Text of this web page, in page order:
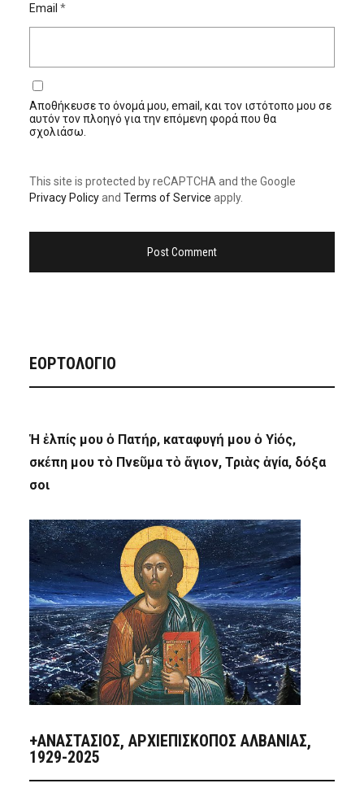
Email *
Αποθήκευσε το όνομά μου, email, και τον ιστότοπο μου σε
αυτόν τον πλοηγό για την επόμενη φορά που θα
σχολιάσω.
This site is protected by reCAPTCHA and the Google
Privacy Policyand Terms of Service apply.
ΕΟΡΤΟΛΟΓΙΟ
Ἡ ἐλπίς μου ὁ Πατήρ, καταφυγή μου ὁ Υἱός,
σκέπη μου τὸ Πνεῦμα τὸ ἅγιον, Τριὰς ἁγία, δόξα
σοι
+ΑΝΑΣΤΆΣΙΟΣ, ΑΡΧΙΕΠΊΣΚΟΠΟΣ ΑΛΒΑΝΊΑΣ,
1929-2025